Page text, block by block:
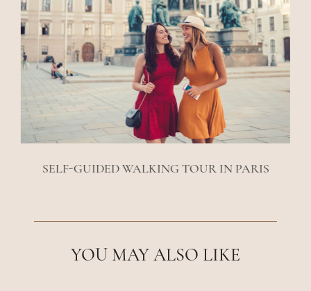
SELF-GUIDED WALKING TOUR IN PARIS
YOU MAY ALSO LIKE